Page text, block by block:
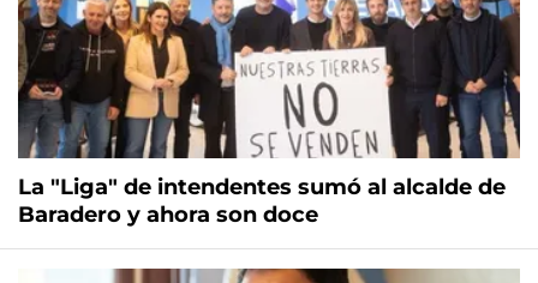
La "Liga" de intendentes sumó al alcalde de
Baradero y ahora son doce